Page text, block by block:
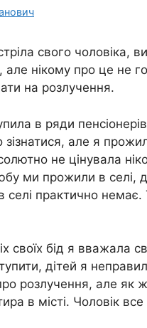
свого чоловіка,
але нікому про це не
на розлучення.
в ряди
але я
не цінувала
ми прожили в
селі практично
своїх бід я вважала
дітей я
розлучення, але як
в місті. Чоловік